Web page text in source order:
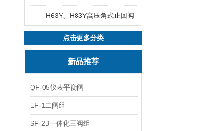
H63Y、H83Y高压角式止回阀
点击更多分类
新品推荐
QF-05仪表平衡阀
EF-1二阀组
SF-2B一体化三阀组